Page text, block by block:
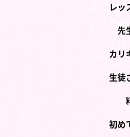
レッ
先
カリ
生徒
初め